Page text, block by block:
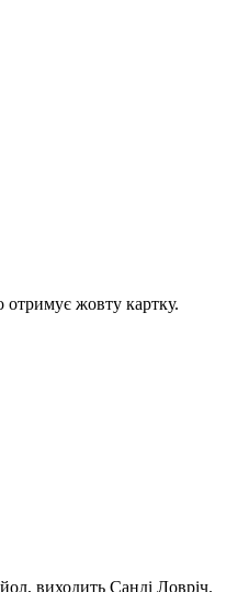
жовту картку.
виходить Санді Ловріч.